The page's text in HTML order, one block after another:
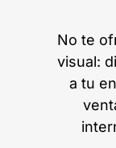
No te
visual:
a tu